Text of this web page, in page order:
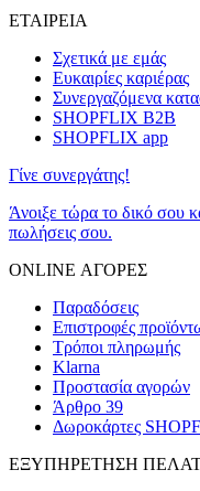
ΕΤΑΙΡΕΙΑ
Σχετικά με εμάς
Ευκαιρίες καριέρας
Συνεργαζόμενα
SHOPFLIX B2B
SHOPFLIX app
Γίνε συνεργάτης!
Άνοιξε τώρα το δικό σου
πωλήσεις σου.
ONLINE ΑΓΟΡΕΣ
Παραδόσεις
Επιστροφές
Τρόποι πληρωμής
Klarna
Προστασία αγορών
Άρθρο 39
Δωροκάρτες
ΕΞΥΠΗΡΕΤΗΣΗ